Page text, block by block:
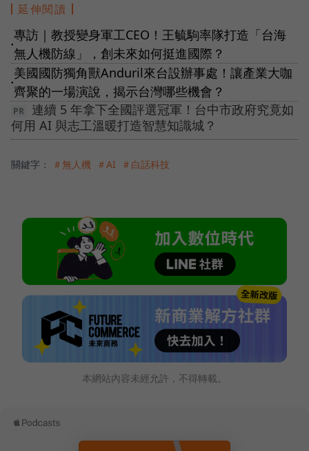
延伸閱讀
●
專訪｜教授變身軍工CEO！王毓駒率隊打造「台海
無人機防線」，創未來如何挺進國際？
●
美國國防獨角獸Anduril來台設辦事處！讓產業大咖
齊聚的一場演說，揭示台灣哪些機會？
連續 5 年拿下全國評選冠軍！台中市政府究竟如
何用 AI 與志工溫暖打造智慧知識城？
關鍵字： ＃無人機 ＃AI ＃白話科技
本網站內容未經允許，不得轉載。